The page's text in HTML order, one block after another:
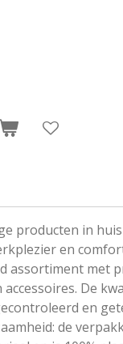
producten in
en
assortiment met
De
en
de